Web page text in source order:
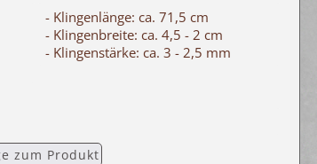
- Klingenlänge: ca. 71,5 cm
- Klingenbreite: ca. 4,5 - 2 cm
- Klingenstärke: ca. 3 - 2,5 mm
zum Produkt